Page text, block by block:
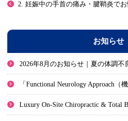
2. 妊娠中の手首の痛み・腱鞘炎で
お知らせ
2026年8月のお知らせ｜夏の体調不
「Functional Neurology Approach（
Luxury On-Site Chiropractic & Total